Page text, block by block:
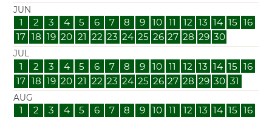
JUN
1 2 3 4 5 6 7 8 9 10 11 12 13 14 15
16
17 18 19 20 21 22 23 24 25 26 27 28 29 30
JUL
1 2 3 4 5 6 7 8 9 10 11 12 13 14 15
16
17 18 19 20 21 22 23 24 25 26 27 28 29 30 31
AUG
1 2 3 4 5 6 7 8 9 10 11 12 13 14 15
16